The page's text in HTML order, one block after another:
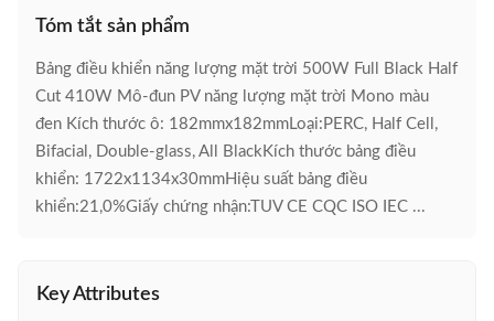
Tóm tắt sản phẩm
Bảng điều khiển năng lượng mặt trời 500W Full Black Half
Cut 410W Mô-đun PV năng lượng mặt trời Mono màu
đen Kích thước ô: 182mmx182mmLoại:PERC, Half Cell,
Bifacial, Double-glass, All BlackKích thước bảng điều
khiển: 1722x1134x30mmHiệu suất bảng điều
khiển:21,0%Giấy chứng nhận:TUV CE CQC ISO IEC ...
Key Attributes